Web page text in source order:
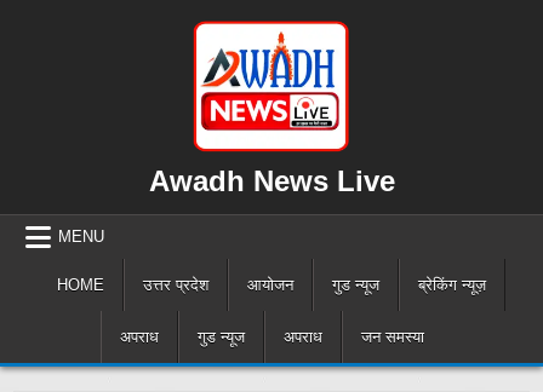
Awadh News Live
MENU
HOME उत्तर प्रदेश आयोजन गुड न्यूज ब्रेकिंग न्यूज़
अपराध गुड न्यूज अपराध जन समस्या